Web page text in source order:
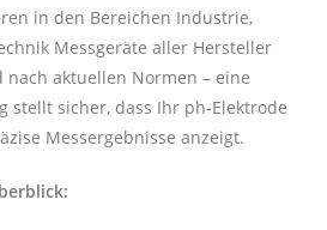
in den Bereichen Industrie,
Messgeräte aller Hersteller
aktuellen Normen – eine
stellt sicher, dass Ihr ph-Elektrode
Messergebnisse anzeigt.